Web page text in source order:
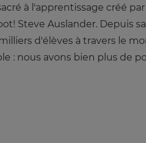
à l'apprentissage créé
Steve Auslander. Depuis
d'élèves à travers le
: nous avons bien plus de